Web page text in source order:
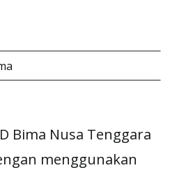
Bima Nusa Tenggara
menggunakan